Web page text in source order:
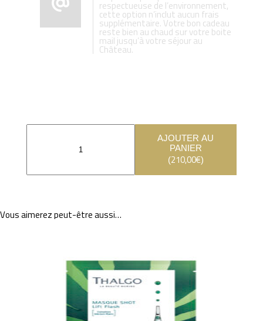
respectueuse de l’environnement,
cette option n’inclut aucun frais
supplémentaire. Votre bon cadeau
reste bien au chaud sur votre boite
mail jusqu’à votre séjour au
Château.
AJOUTER AU
PANIER
(210,00€)
Vous aimerez peut-être aussi…